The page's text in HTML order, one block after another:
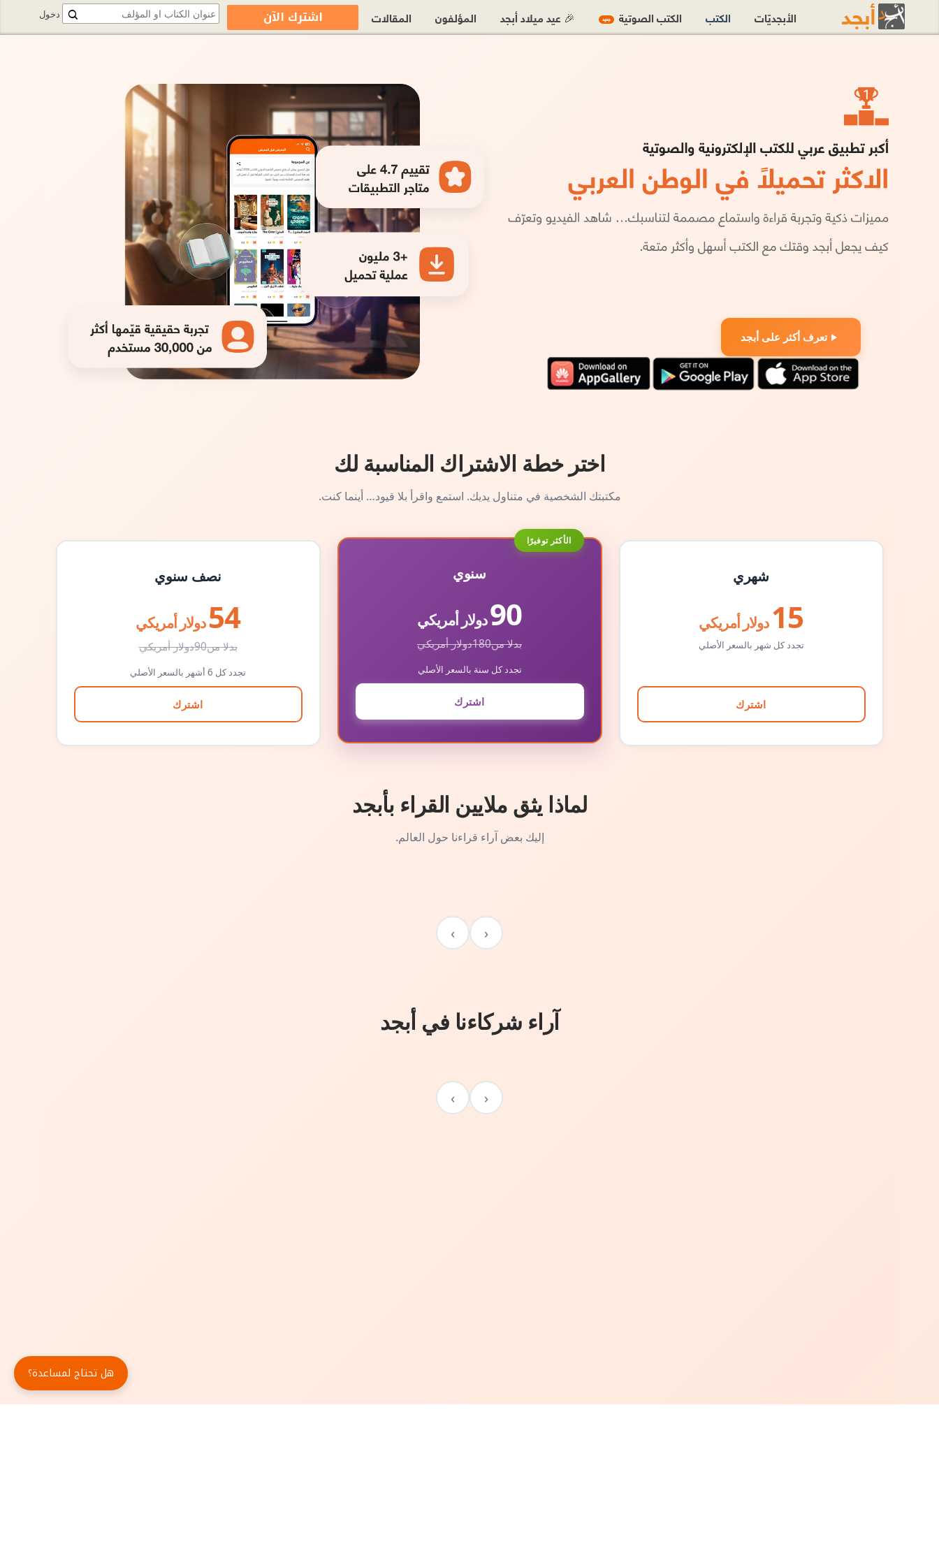
تعرف أكثر على أبجد
اختر خطة الاشتراك المناسبة لك
مكتبتك الشخصية في متناول يديك. استمع واقرأ بلا قيود… أينما كنت.
شهري
15 دولار أمريكي
تجدد كل شهر بالسعر الأصلي
اشترك
الأكثر توفيرًا
سنوي
90دولار أمريكي
بدلا من180دولار أمريكي
تجدد كل سنة بالسعر الأصلي
اشترك
نصف سنوي
54 دولار أمريكي
بدلا من90دولار أمريكي
تجدد كل 6 أشهر بالسعر الأصلي
اشترك
لماذا يثق ملايين القراء بأبجد
إليك بعض آراء قراءنا حول العالم.
‹
›
آراء شركاءنا في أبجد
‹
›
دخول الأبجديّات الكتب الكتب الصوتية جديد 🎉 عيد ميلاد أبجد المؤلفون المقالات اشترك الآن
هل تحتاج لمساعدة؟